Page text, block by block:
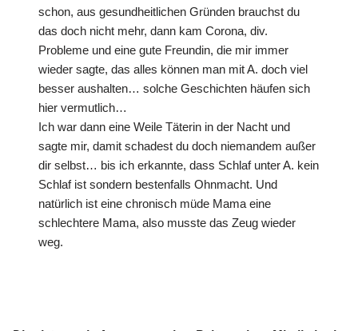
schon, aus gesundheitlichen Gründen brauchst du
das doch nicht mehr, dann kam Corona, div.
Probleme und eine gute Freundin, die mir immer
wieder sagte, das alles können man mit A. doch viel
besser aushalten… solche Geschichten häufen sich
hier vermutlich…
Ich war dann eine Weile Täterin in der Nacht und
sagte mir, damit schadest du doch niemandem außer
dir selbst… bis ich erkannte, dass Schlaf unter A. kein
Schlaf ist sondern bestenfalls Ohnmacht. Und
natürlich ist eine chronisch müde Mama eine
schlechtere Mama, also musste das Zeug wieder
weg.